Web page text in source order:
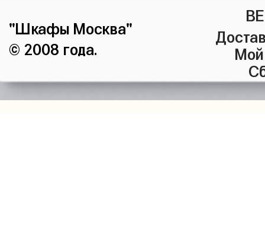
"Шкафы Москва"
© 2008 года.